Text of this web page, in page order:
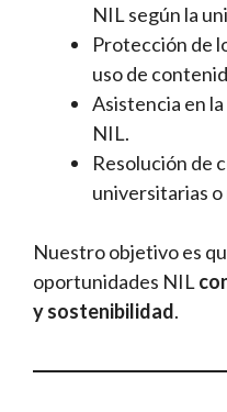
NIL según la
Protección de
uso de
Asistencia en
NIL.
Resolución de
universitarias o
Nuestro objetivo es
oportunidades NIL
y sostenibilidad.